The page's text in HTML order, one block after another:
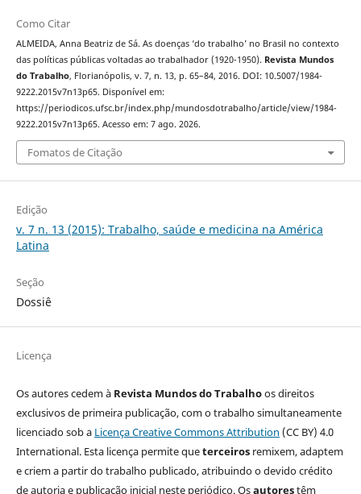
Como Citar
ALMEIDA, Anna Beatriz de Sá. As doenças ‘do trabalho’ no Brasil no contexto
das políticas públicas voltadas ao trabalhador (1920-1950). Revista Mundos
do Trabalho, Florianópolis, v. 7, n. 13, p. 65–84, 2016. DOI: 10.5007/1984-
9222.2015v7n13p65. Disponível em:
https://periodicos.ufsc.br/index.php/mundosdotrabalho/article/view/1984-
9222.2015v7n13p65. Acesso em: 7 ago. 2026.
Fomatos de Citação
Edição
v. 7 n. 13 (2015): Trabalho, saúde e medicina na América
Latina
Seção
Dossiê
Licença
Os autores cedem à Revista Mundos do Trabalhoos direitos
exclusivos de primeira publicação, com o trabalho simultaneamente
licenciado sob a Licença Creative Commons Attribution (CC BY) 4.0
International. Esta licença permite queterceirosremixem, adaptem
e criem a partir do trabalho publicado, atribuindo o devido crédito
de autoria e publicação inicial neste periódico. Osautorestêm